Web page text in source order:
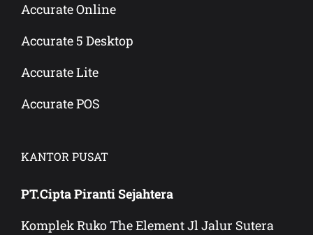
Accurate Online
Accurate 5 Desktop
Accurate Lite
Accurate POS
KANTOR PUSAT
PT.Cipta Piranti Sejahtera
Komplek Ruko The Element Jl Jalur Sutera